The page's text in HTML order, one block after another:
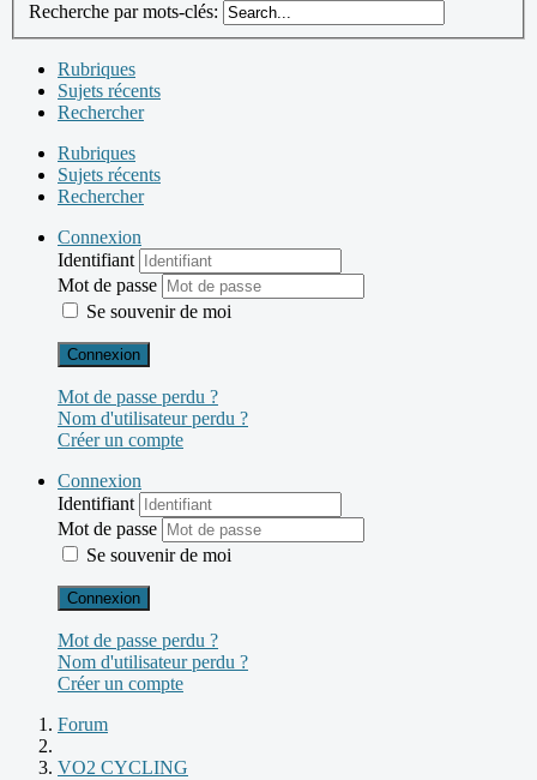
Recherche par mots-clés:
Rubriques
Sujets récents
Rechercher
Rubriques
Sujets récents
Rechercher
Connexion
Identifiant
Mot de passe
Se souvenir de moi
Connexion
Mot de passe perdu ?
Nom d'utilisateur perdu ?
Créer un compte
Connexion
Identifiant
Mot de passe
Se souvenir de moi
Connexion
Mot de passe perdu ?
Nom d'utilisateur perdu ?
Créer un compte
Forum
VO2 CYCLING